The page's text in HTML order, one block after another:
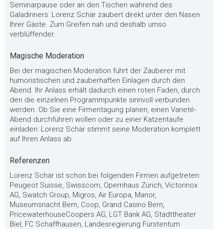
Seminarpause oder an den Tischen während des
Galadinners: Lorenz Schär zaubert direkt unter den Nasen
Ihrer Gäste. Zum Greifen nah und deshalb umso
verblüffender.
Magische Moderation
Bei der magischen Moderation führt der Zauberer mit
humoristischen und zauberhaften Einlagen durch den
Abend. Ihr Anlass erhält dadurch einen roten Faden, durch
den die einzelnen Programmpunkte sinnvoll verbunden
werden. Ob Sie eine Firmentagung planen, einen Varieté-
Abend durchführen wollen oder zu einer Katzentaufe
einladen: Lorenz Schär stimmt seine Moderation komplett
auf Ihren Anlass ab.
Referenzen
Lorenz Schär ist schon bei folgenden Firmen aufgetreten:
Peugeot Suisse, Swisscom, Opernhaus Zürich, Victorinox
AG, Swatch Group, Migros, Air Europa, Manor,
Museumsnacht Bern, Coop, Grand Casino Bern,
PricewaterhouseCoopers AG, LGT Bank AG, Stadttheater
Biel, FC Schaffhausen, Landesregierung Fürstentum